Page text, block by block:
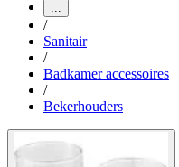
...
/
Sanitair
/
Badkamer accessoires
/
Bekerhouders